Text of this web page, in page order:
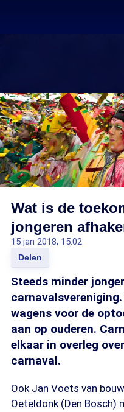
Wat is de
jongeren
15 jan 2018, 15:02
Delen
Steeds minder
wagens voor de
aan op ouderen.
elkaar in overleg
carnaval.
Ook Jan Voets van
Oeteldonk (Den Bosch)